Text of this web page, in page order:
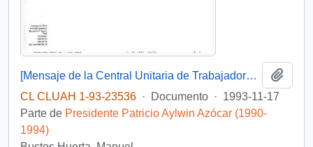
[Mensaje de la Central Unitaria de Trabajadores dirigido al Jefe de Gabinete Presidencial, mediante el cual adjunta solicitud del Sindicato de Estibadores N° 1 de Penco-Lirquén]
CL CLUAH 1-93-23536 · Documento · 1993-11-17
Parte de Presidente Patricio Aylwin Azócar (1990-
1994)